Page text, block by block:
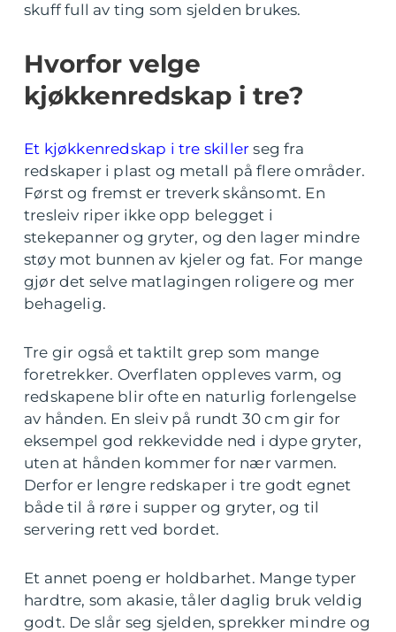
skuff full av ting som sjelden brukes.
Hvorfor velge
kjøkkenredskap i tre?
Et kjøkkenredskap i tre skiller seg fra
redskaper i plast og metall på flere områder.
Først og fremst er treverk skånsomt. En
tresleiv riper ikke opp belegget i
stekepanner og gryter, og den lager mindre
støy mot bunnen av kjeler og fat. For mange
gjør det selve matlagingen roligere og mer
behagelig.
Tre gir også et taktilt grep som mange
foretrekker. Overflaten oppleves varm, og
redskapene blir ofte en naturlig forlengelse
av hånden. En sleiv på rundt 30 cm gir for
eksempel god rekkevidde ned i dype gryter,
uten at hånden kommer for nær varmen.
Derfor er lengre redskaper i tre godt egnet
både til å røre i supper og gryter, og til
servering rett ved bordet.
Et annet poeng er holdbarhet. Mange typer
hardtre, som akasie, tåler daglig bruk veldig
godt. De slår seg sjelden, sprekker mindre og